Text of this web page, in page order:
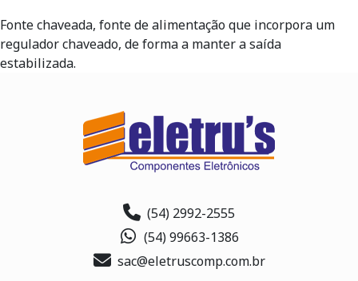
Fonte chaveada, fonte de alimentação que incorpora um
regulador chaveado, de forma a manter a saída
estabilizada.
(54) 2992-2555
(54) 99663-1386
sac@eletruscomp.com.br